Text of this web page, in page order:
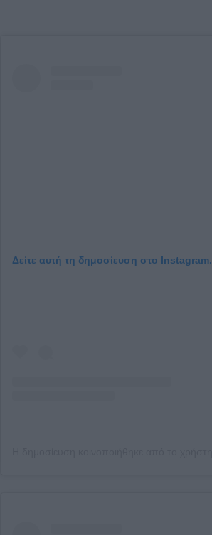
Δείτε αυτή τη δημοσίευση στο Instagram.